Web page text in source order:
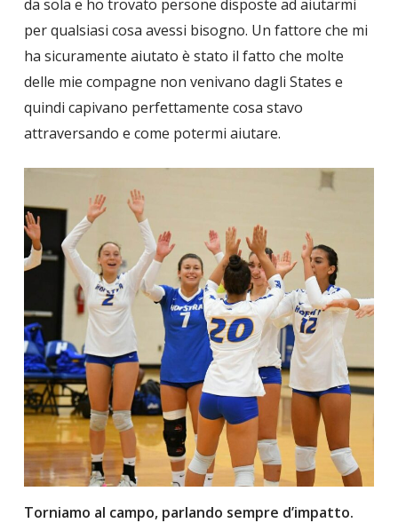
da sola e ho trovato persone disposte ad aiutarmi
per qualsiasi cosa avessi bisogno. Un fattore che mi
ha sicuramente aiutato è stato il fatto che molte
delle mie compagne non venivano dagli States e
quindi capivano perfettamente cosa stavo
attraversando e come potermi aiutare.
Torniamo al campo, parlando sempre d’impatto.